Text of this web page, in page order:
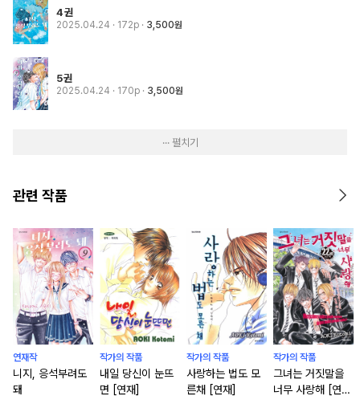
4권
2025.04.24 · 172p 3,500원
5권
2025.04.24 · 170p 3,500원
··· 펼치기
관련 작품
연재작
니지, 응석부려도
돼
작가의 작품
내일 당신이 눈뜨
면 [연재]
작가의 작품
사랑하는 법도 모
른채 [연재]
작가의 작품
그녀는 거짓말을
너무 사랑해 [연